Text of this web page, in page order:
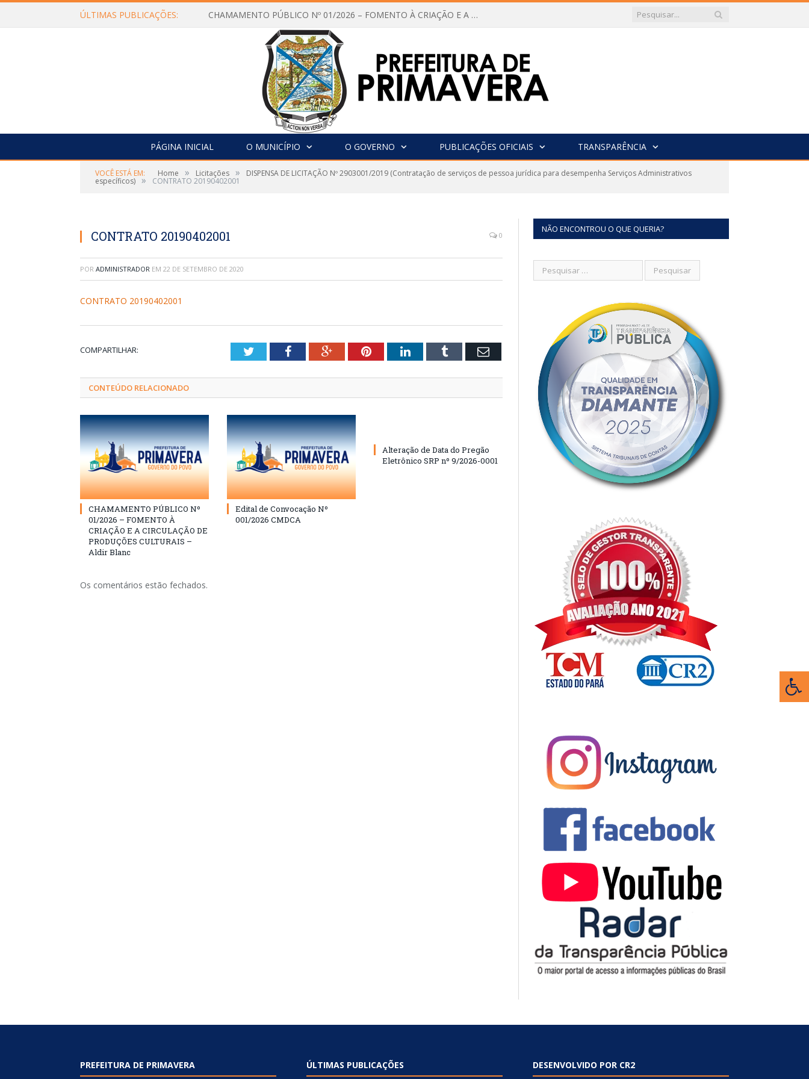
ÚLTIMAS PUBLICAÇÕES: CHAMAMENTO PÚBLICO Nº 01/2026 – FOMENTO À CRIAÇÃO E A CIRCULAÇÃO DE PRODUÇÕES CULTURAIS – Aldir Blanc
PÁGINA INICIAL O MUNICÍPIO O GOVERNO PUBLICAÇÕES OFICIAIS TRANSPARÊNCIA
VOCÊ ESTÁ EM: Home » Licitações » DISPENSA DE LICITAÇÃO Nº 2903001/2019 (Contratação de serviços de pessoa jurídica para desempenha Serviços Administrativos
específicos) » CONTRATO 20190402001
CONTRATO 20190402001 0
POR ADMINISTRADOR EM 22 DE SETEMBRO DE 2020
CONTRATO 20190402001
COMPARTILHAR: TwitterFacebookGoogle+PinterestLinkedInTumblr Email
CONTEÚDO RELACIONADO
CHAMAMENTO PÚBLICO Nº
01/2026 – FOMENTO À
CRIAÇÃO E A CIRCULAÇÃO DE
PRODUÇÕES CULTURAIS –
Aldir Blanc
Edital de Convocação Nº
001/2026 CMDCA
Alteração de Data do Pregão
Eletrônico SRP nº 9/2026-0001
Os comentários estão fechados.
NÃO ENCONTROU O QUE QUERIA?
PREFEITURA DE PRIMAVERA ÚLTIMAS PUBLICAÇÕES DESENVOLVIDO POR CR2